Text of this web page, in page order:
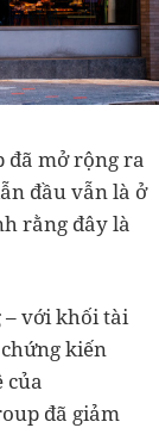
đã mở rộng ra
đầu vẫn là ở
rằng đây là
– với khối tài
kiến
của
đã giảm